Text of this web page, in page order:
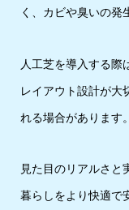
く、カビや臭いの発
人工芝を導入する際
レイアウト設計が大
れる場合があります。
見た目のリアルさと
暮らしをより快適で